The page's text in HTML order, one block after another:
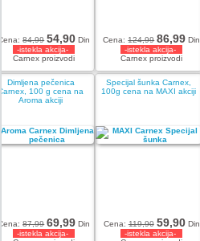
84,99 54,90 Din
-istekla akcija-
Carnex proizvodi
Cena:124,99 86,99 Din
-istekla akcija-
Carnex proizvodi
Dimljena pečenica
100 g cena na
Aroma akciji
87,99 69,99 Din
-istekla akcija-
Specijal šunka Carnex,
100g cena na MAXI akciji
Cena:119,90 59,90Din
-istekla akcija-